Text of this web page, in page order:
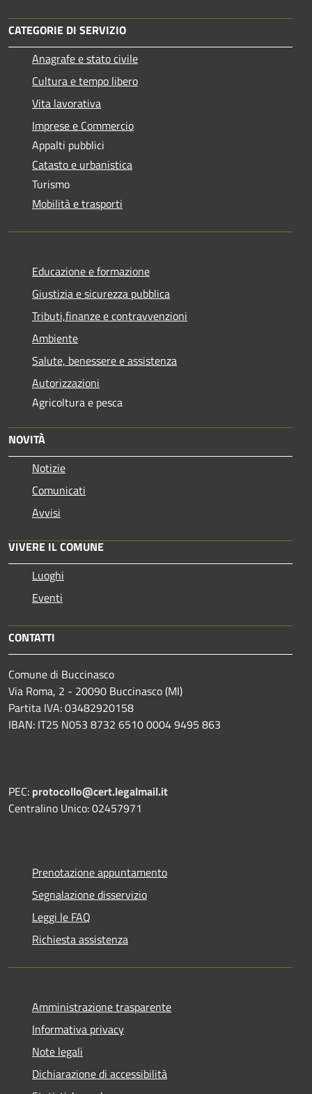
CATEGORIE DI SERVIZIO
Anagrafe e stato civile
Cultura e tempo libero
Vita lavorativa
Imprese e Commercio
Appalti pubblici
Catasto e urbanistica
Turismo
Mobilità e trasporti
Educazione e formazione
Giustizia e sicurezza pubblica
Tributi,finanze e contravvenzioni
Ambiente
Salute, benessere e assistenza
Autorizzazioni
Agricoltura e pesca
NOVITÀ
Notizie
Comunicati
Avvisi
VIVERE IL COMUNE
Luoghi
Eventi
CONTATTI
Comune di Buccinasco
Via Roma, 2 - 20090 Buccinasco (MI)
Partita IVA: 03482920158
IBAN: IT25 N053 8732 6510 0004 9495 863
PEC: protocollo@cert.legalmail.it
Centralino Unico: 02457971
Prenotazione appuntamento
Segnalazione disservizio
Leggi le FAQ
Richiesta assistenza
Amministrazione trasparente
Informativa privacy
Note legali
Dichiarazione di accessibilità